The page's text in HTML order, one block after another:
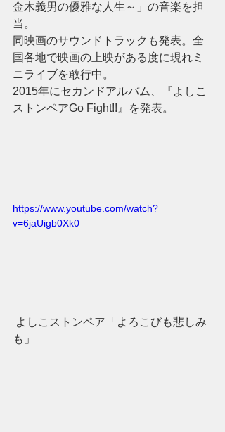
金木義男の優雅な人生～」の音楽を担
当。
同映画のサウンドトラックも発表。全
国各地で映画の上映がある度に現れミ
ニライブを敢行中。
2015年にセカンドアルバム、『よしこ
ストンペアGo Fight!!』を発表。
https://www.youtube.com/watch?
v=6jaUigb0Xk0
も」